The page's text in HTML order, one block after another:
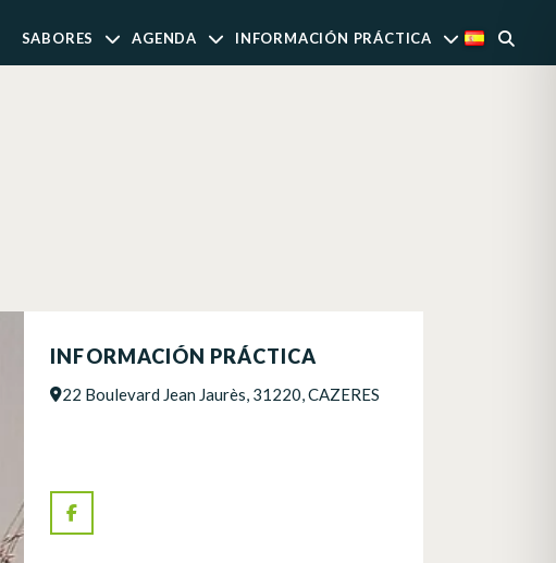
SABORES AGENDA INFORMACIÓN PRÁCTICA
INFORMACIÓN PRÁCTICA
22 Boulevard Jean Jaurès, 31220, CAZERES